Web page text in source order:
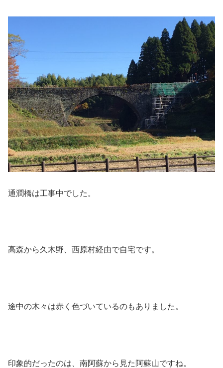
通潤橋は工事中でした。
高森から久木野、西原村経由で自宅です。
途中の木々は赤く色づいているのもありました。
印象的だったのは、南阿蘇から見た阿蘇山ですね。